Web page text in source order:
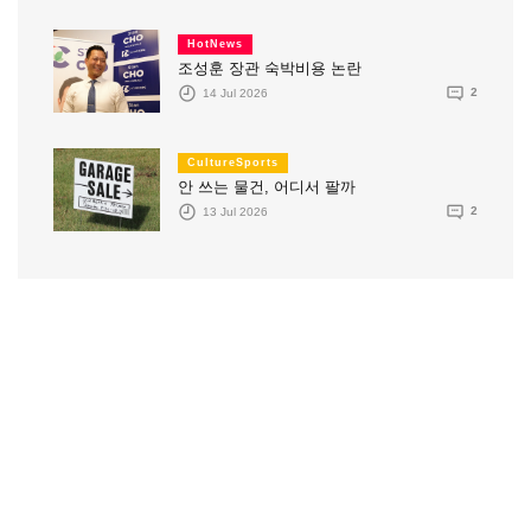
HotNews
조성훈 장관 숙박비용 논란
14 Jul 2026 2
CultureSports
안 쓰는 물건, 어디서 팔까
13 Jul 2026 2